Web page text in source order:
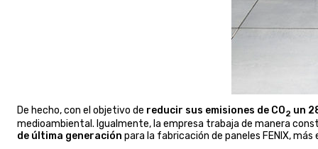
De hecho, con el objetivo de reducir sus emisiones de CO2 un
medioambiental. Igualmente, la empresa trabaja de manera
de última generación para la fabricación de paneles FENIX,